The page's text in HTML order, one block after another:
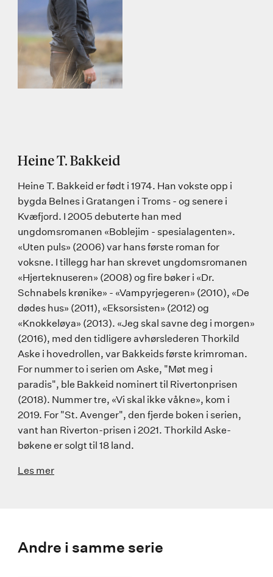
Heine T. Bakkeid
Heine T. Bakkeid er født i 1974. Han vokste opp i
bygda Belnes i Gratangen i Troms - og senere i
Kvæfjord. I 2005 debuterte han med
ungdomsromanen «Boblejim - spesialagenten».
«Uten puls» (2006) var hans første roman for
voksne. I tillegg har han skrevet ungdomsromanen
«Hjerteknuseren» (2008) og fire bøker i «Dr.
Schnabels krønike» - «Vampyrjegeren» (2010), «De
dødes hus» (2011), «Eksorsisten» (2012) og
«Knokkeløya» (2013). «Jeg skal savne deg i morgen»
(2016), med den tidligere avhørslederen Thorkild
Aske i hovedrollen, var Bakkeids første krimroman.
For nummer to i serien om Aske, "Møt meg i
paradis", ble Bakkeid nominert til Rivertonprisen
(2018). Nummer tre, «Vi skal ikke våkne», kom i
2019. For "St. Avenger", den fjerde boken i serien,
vant han Riverton-prisen i 2021. Thorkild Aske-
bøkene er solgt til 18 land.
Les mer
Andre i samme serie